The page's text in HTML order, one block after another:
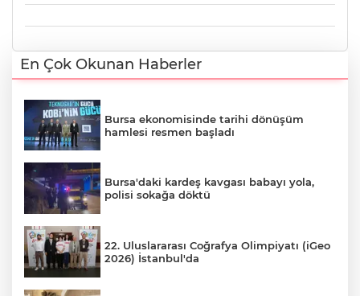
En Çok Okunan Haberler
Bursa ekonomisinde tarihi dönüşüm
hamlesi resmen başladı
Bursa'daki kardeş kavgası babayı yola,
polisi sokağa döktü
22. Uluslararası Coğrafya Olimpiyatı (iGeo
2026) İstanbul'da